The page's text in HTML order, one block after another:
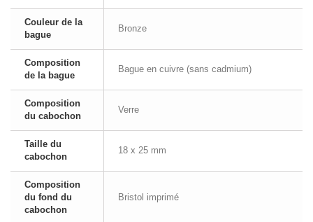
Couleur de la
bague
Bronze
Composition
de la bague
Bague en cuivre (sans cadmium)
Composition
du cabochon
Verre
Taille du
cabochon
18 x 25 mm
Composition
du fond du
cabochon
Bristol imprimé